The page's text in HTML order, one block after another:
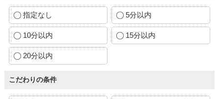
指定なし 5分以内
10分以内 15分以内
20分以内
こだわりの条件